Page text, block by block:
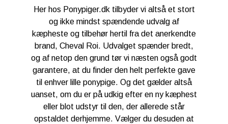
Her hos Ponypiger.dk tilbyder vi altså et stort
og ikke mindst spændende udvalg af
kæpheste og tilbehør hertil fra det anerkendte
brand, Cheval Roi. Udvalget spænder bredt,
og af netop den grund tør vi næsten også godt
garantere, at du finder den helt perfekte gave
til enhver lille ponypige. Og det gælder altså
uanset, om du er på udkig efter en ny kæphest
eller blot udstyr til den, der allerede står
opstaldet derhjemme. Vælger du desuden at